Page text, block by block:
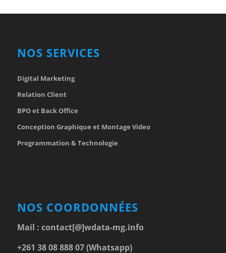
NOS SERVICES
Digital Marketing
Relation Client
BPO et Back Office
Conception Graphique et Montage Video
Programmation & Technologie
NOS COORDONNÉES
Mail : contact[@]wdata-mg.info
+261 38 08 888 07 (Whatsapp)